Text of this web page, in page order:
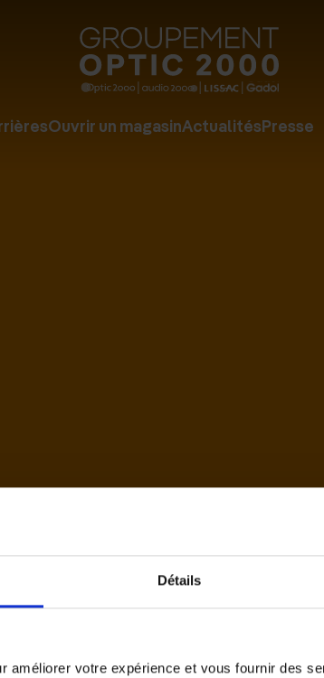
Détails
améliorer votre expérience et vous fournir des
-
Ouvrir un magasinActualitésPresse